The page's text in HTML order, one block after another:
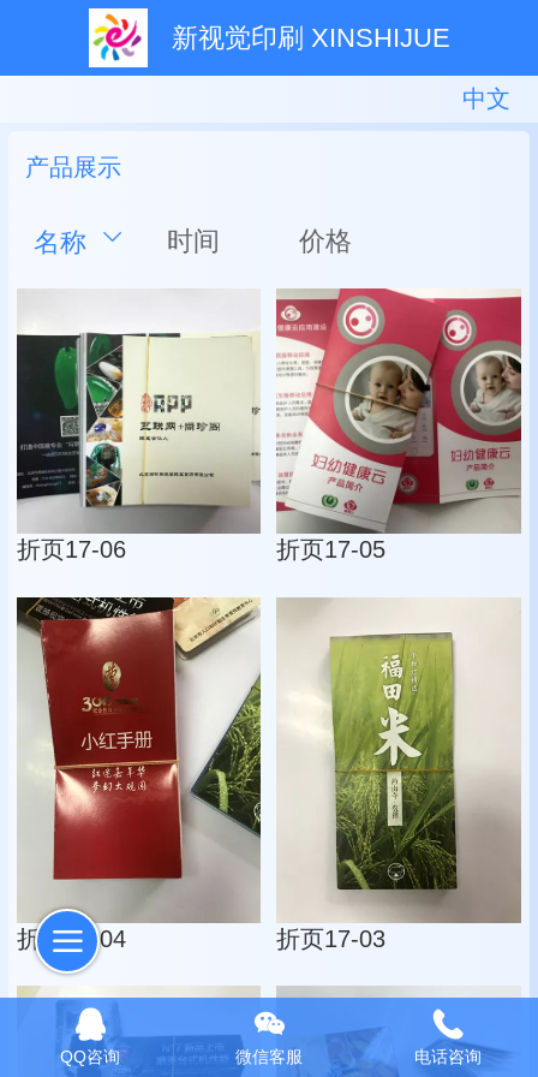
新视觉印刷 XINSHIJUE
中文
中文
产品展示
名称 时间 价格
折页17-06 折页17-05
折页17-04 折页17-03
QQ咨询 微信客服 电话咨询